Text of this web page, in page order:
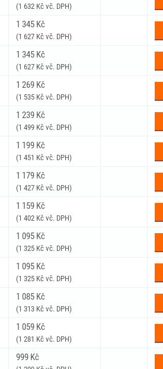
(1 632 Kč vč. DPH)
1 345 Kč
(1 627 Kč vč. DPH)
1 345 Kč
(1 627 Kč vč. DPH)
1 269 Kč
(1 535 Kč vč. DPH)
1 239 Kč
(1 499 Kč vč. DPH)
1 199 Kč
(1 451 Kč vč. DPH)
1 179 Kč
(1 427 Kč vč. DPH)
1 159 Kč
(1 402 Kč vč. DPH)
1 095 Kč
(1 325 Kč vč. DPH)
1 095 Kč
(1 325 Kč vč. DPH)
1 085 Kč
(1 313 Kč vč. DPH)
1 059 Kč
(1 281 Kč vč. DPH)
999 Kč